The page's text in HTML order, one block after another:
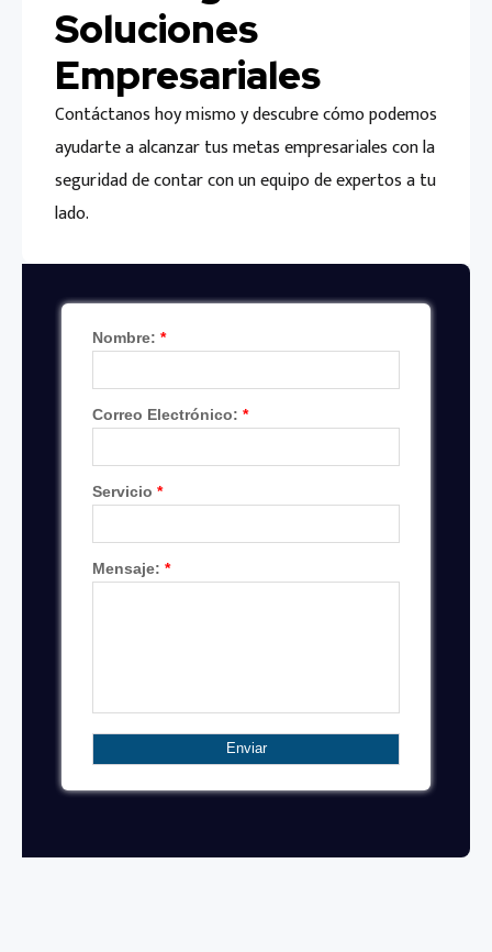
Soluciones
Empresariales
Contáctanos hoy mismo y descubre cómo podemos
ayudarte a alcanzar tus metas empresariales con la
seguridad de contar con un equipo de expertos a tu
lado.